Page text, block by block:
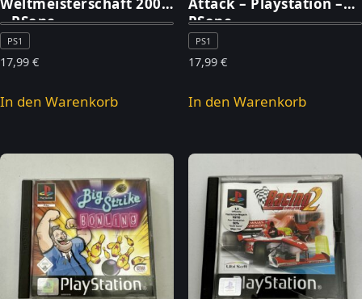
– PSone
PS1
17,99 €
In den Warenkorb
PSone
PS1
17,99 €
In den Warenkorb